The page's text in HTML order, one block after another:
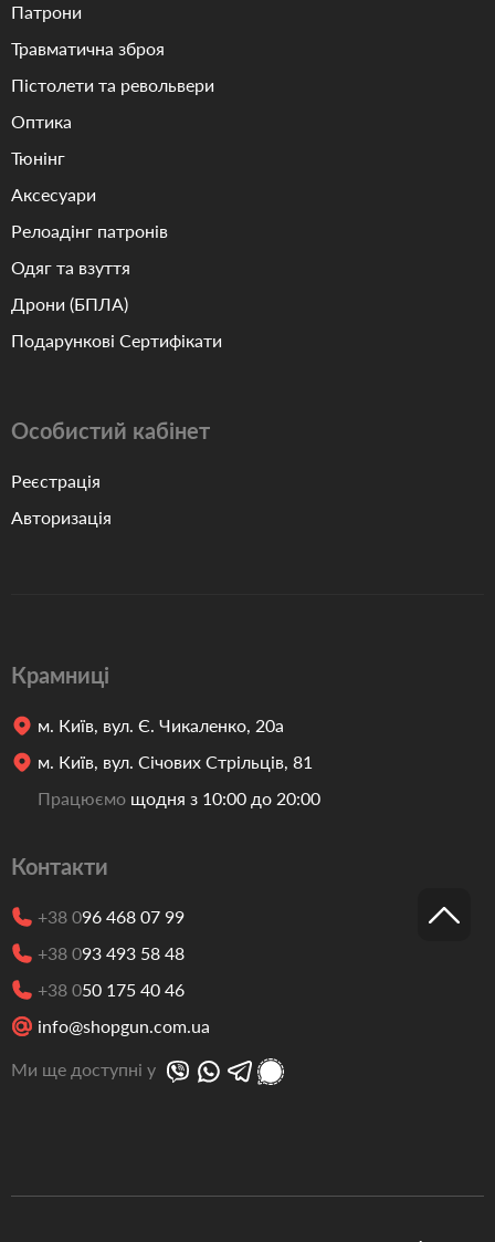
Патрони
Травматична зброя
Пістолети та револьвери
Оптика
Тюнінг
Аксесуари
Релоадінг патронів
Одяг та взуття
Дрони (БПЛА)
Подарункові Сертифікати
Особистий кабінет
Реєстрація
Авторизація
Крамниці
м. Київ, вул. Є. Чикаленко, 20а
м. Київ, вул. Січових Стрільців, 81
Працюємо щодня з 10:00 до 20:00
Контакти
+38 096 468 07 99
+38 093 493 58 48
+38 050 175 40 46
info@shopgun.com.ua
Ми ще доступні у